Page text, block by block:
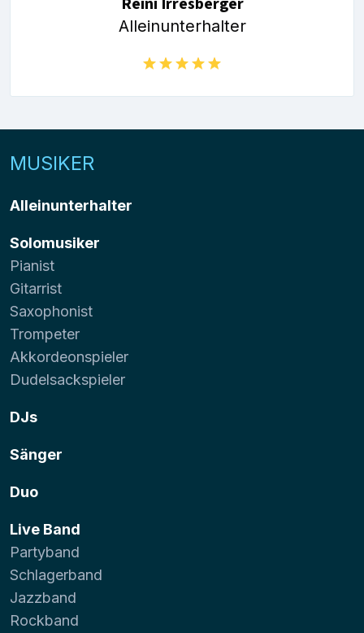
Alleinunterhalter
MUSIKER
Alleinunterhalter
Solomusiker
Pianist
Gitarrist
Saxophonist
Trompeter
Akkordeonspieler
Dudelsackspieler
DJs
Sänger
Duo
Live Band
Partyband
Schlagerband
Jazzband
Rockband